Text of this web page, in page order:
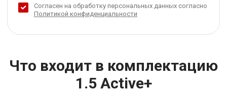
Согласен на обработку персональных данных согласно
Политикой конфиденциальности
Что входит в комплектацию
1.5 Active+